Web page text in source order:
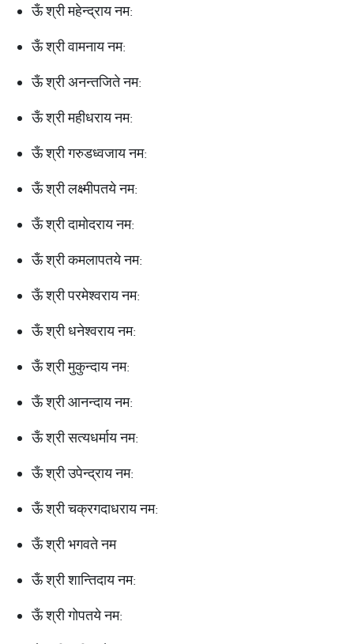
ऊँ श्री महेन्द्राय नम:
ऊँ श्री वामनाय नम:
ऊँ श्री अनन्तजिते नम:
ऊँ श्री महीधराय नम:
ऊँ श्री गरुडध्वजाय नम:
ऊँ श्री लक्ष्मीपतये नम:
ऊँ श्री दामोदराय नम:
ऊँ श्री कमलापतये नम:
ऊँ श्री परमेश्वराय नम:
ऊँ श्री धनेश्वराय नम:
ऊँ श्री मुकुन्दाय नम:
ऊँ श्री आनन्दाय नम:
ऊँ श्री सत्यधर्माय नम:
ऊँ श्री उपेन्द्राय नम:
ऊँ श्री चक्रगदाधराय नम:
ऊँ श्री भगवते नम
ऊँ श्री शान्तिदाय नम:
ऊँ श्री गोपतये नम: